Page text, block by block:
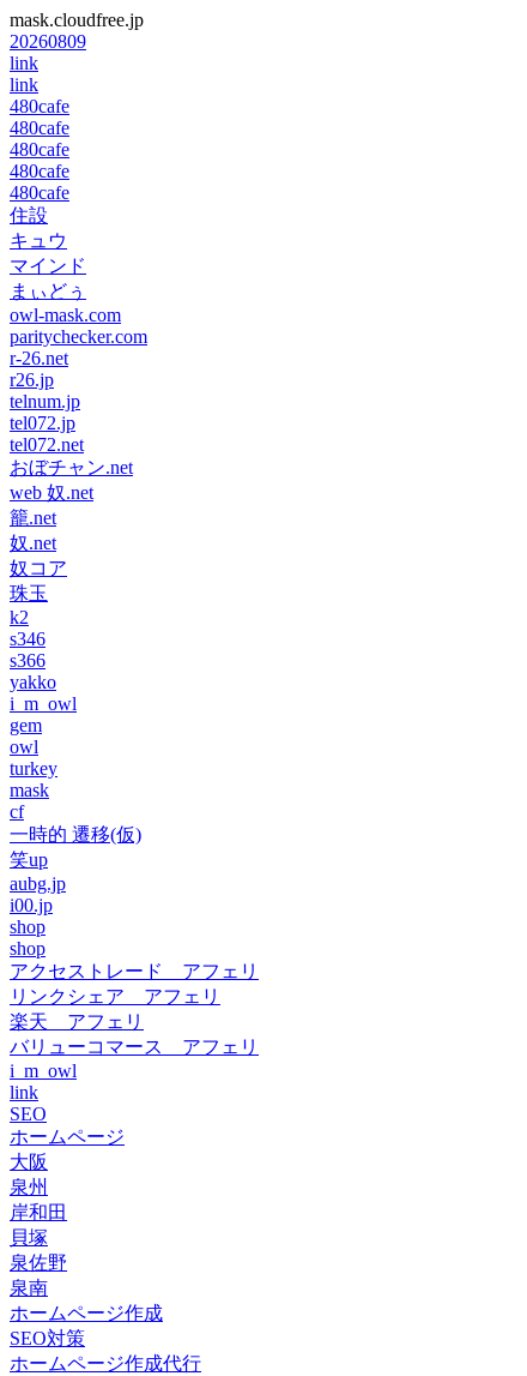
mask.cloudfree.jp
20260809
link
link
480cafe
480cafe
480cafe
480cafe
480cafe
住設
キュウ
マインド
まぃどぅ
owl-mask.com
paritychecker.com
r-26.net
r26.jp
telnum.jp
tel072.jp
tel072.net
おぼチャン.net
web 奴.net
籠.net
奴.net
奴コア
珠玉
k2
s346
s366
yakko
i_m_owl
gem
owl
turkey
mask
cf
一時的 遷移(仮)
笑up
aubg.jp
i00.jp
shop
shop
アクセストレード アフェリ
リンクシェア アフェリ
楽天 アフェリ
バリューコマース アフェリ
i_m_owl
link
SEO
ホームページ
大阪
泉州
岸和田
貝塚
泉佐野
泉南
ホームページ作成
SEO対策
ホームページ作成代行